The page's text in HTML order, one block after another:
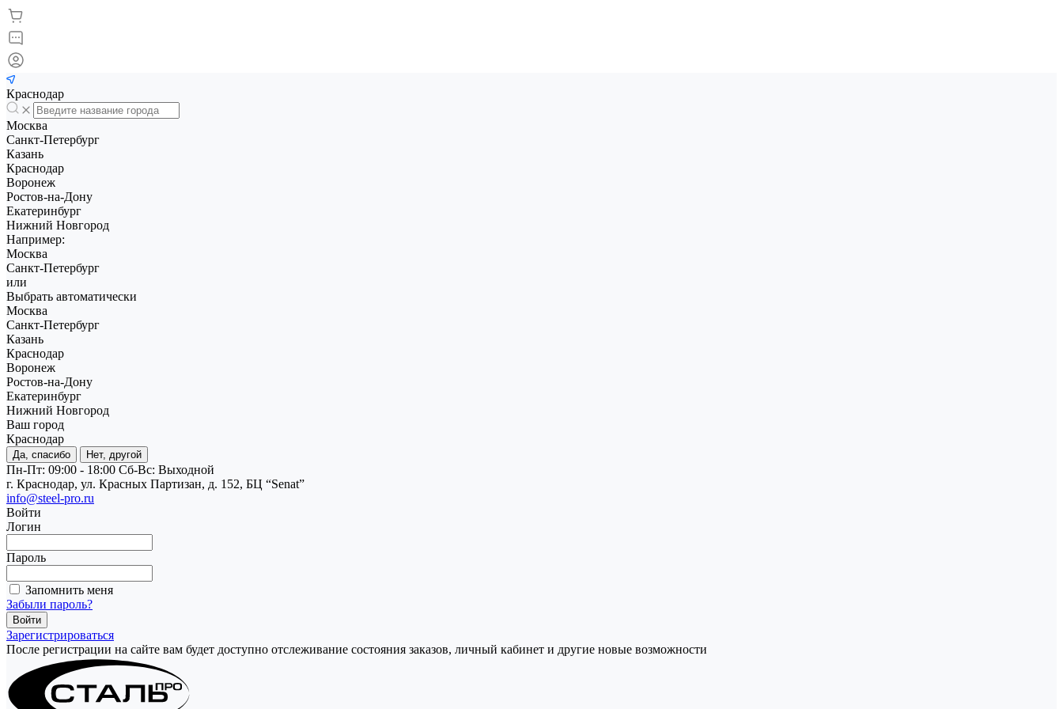
Краснодар
Москва
Санкт-Петербург
Казань
Краснодар
Воронеж
Ростов-на-Дону
Екатеринбург
Нижний Новгород
Например:
Москва
Санкт-Петербург
или
Выбрать автоматически
Москва
Санкт-Петербург
Казань
Краснодар
Воронеж
Ростов-на-Дону
Екатеринбург
Нижний Новгород
Ваш город
Краснодар
Да, спасибо Нет, другой
Пн-Пт: 09:00 - 18:00 Cб-Вс: Выходной
г. Краснодар, ул. Красных Партизан, д. 152, БЦ “Senat”
info@steel-pro.ru
Войти
Логин
Пароль
Запомнить меня
Забыли пароль?
Зарегистрироваться
После регистрации на сайте вам будет доступно отслеживание состояния заказов, личный кабинет и другие новые возможности